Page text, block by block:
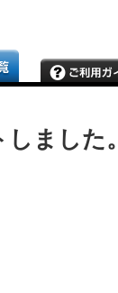
ました。